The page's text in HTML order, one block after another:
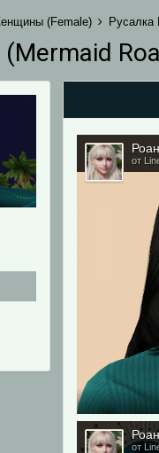
(Female) Русалка
от
от